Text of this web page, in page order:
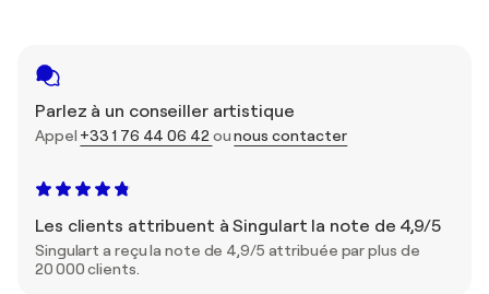
Parlez à un conseiller artistique
Appel +33 1 76 44 06 42 ounous contacter
Les clients attribuent à Singulart la note de 4,9/5
Singulart a reçu la note de 4,9/5 attribuée par plus de
20 000 clients.